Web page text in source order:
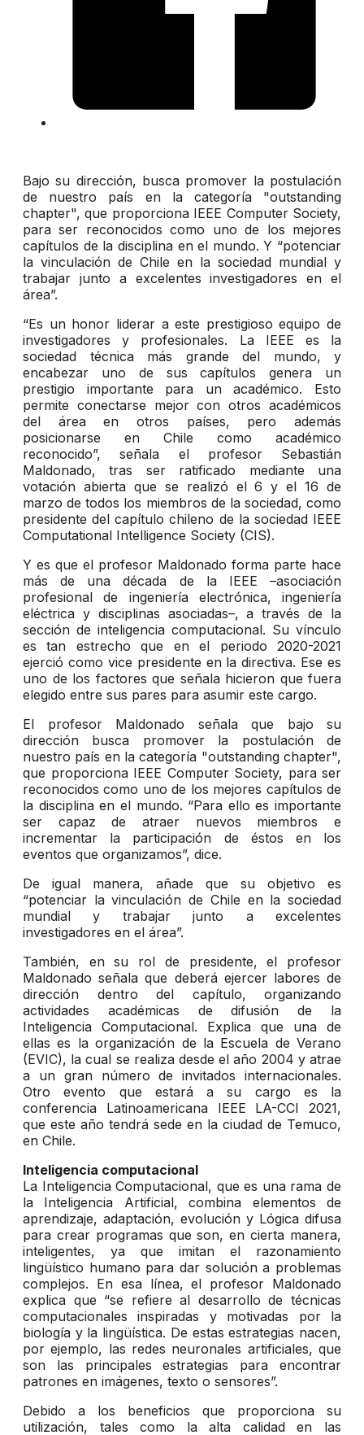
Bajo su dirección, busca promover la postulación
de nuestro país en la categoría "outstanding
chapter", que proporciona IEEE Computer Society,
para ser reconocidos como uno de los mejores
capítulos de la disciplina en el mundo. Y “potenciar
la vinculación de Chile en la sociedad mundial y
trabajar junto a excelentes investigadores en el
área”.
“Es un honor liderar a este prestigioso equipo de
investigadores y profesionales. La IEEE es la
sociedad técnica más grande del mundo, y
encabezar uno de sus capítulos genera un
prestigio importante para un académico. Esto
permite conectarse mejor con otros académicos
del área en otros países, pero además
posicionarse en Chile como académico
reconocido”, señala el profesor Sebastián
Maldonado, tras ser ratificado mediante una
votación abierta que se realizó el 6 y el 16 de
marzo de todos los miembros de la sociedad, como
presidente del capítulo chileno de la sociedad IEEE
Computational Intelligence Society (CIS).
Y es que el profesor Maldonado forma parte hace
más de una década de la IEEE –asociación
profesional de ingeniería electrónica, ingeniería
eléctrica y disciplinas asociadas–, a través de la
sección de inteligencia computacional. Su vínculo
es tan estrecho que en el periodo 2020-2021
ejerció como vice presidente en la directiva. Ese es
uno de los factores que señala hicieron que fuera
elegido entre sus pares para asumir este cargo.
El profesor Maldonado señala que bajo su
dirección busca promover la postulación de
nuestro país en la categoría "outstanding chapter",
que proporciona IEEE Computer Society, para ser
reconocidos como uno de los mejores capítulos de
la disciplina en el mundo. “Para ello es importante
ser capaz de atraer nuevos miembros e
incrementar la participación de éstos en los
eventos que organizamos”, dice.
De igual manera, añade que su objetivo es
“potenciar la vinculación de Chile en la sociedad
mundial y trabajar junto a excelentes
investigadores en el área”.
También, en su rol de presidente, el profesor
Maldonado señala que deberá ejercer labores de
dirección dentro del capítulo, organizando
actividades académicas de difusión de la
Inteligencia Computacional. Explica que una de
ellas es la organización de la Escuela de Verano
(EVIC), la cual se realiza desde el año 2004 y atrae
a un gran número de invitados internacionales.
Otro evento que estará a su cargo es la
conferencia Latinoamericana IEEE LA-CCI 2021,
que este año tendrá sede en la ciudad de Temuco,
en Chile.
Inteligencia computacional
La Inteligencia Computacional, que es una rama de
la Inteligencia Artificial, combina elementos de
aprendizaje, adaptación, evolución y Lógica difusa
para crear programas que son, en cierta manera,
inteligentes, ya que imitan el razonamiento
lingüístico humano para dar solución a problemas
complejos. En esa línea, el profesor Maldonado
explica que “se refiere al desarrollo de técnicas
computacionales inspiradas y motivadas por la
biología y la lingüística. De estas estrategias nacen,
por ejemplo, las redes neuronales artificiales, que
son las principales estrategias para encontrar
patrones en imágenes, texto o sensores”.
Debido a los beneficios que proporciona su
utilización, tales como la alta calidad en las